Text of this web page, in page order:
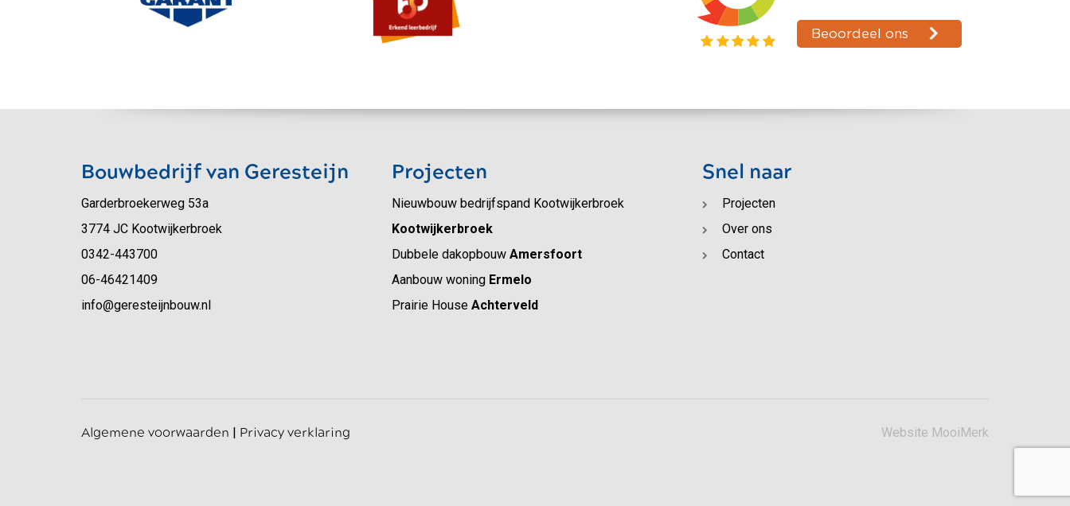
Bouwbedrijf van Geresteijn
Garderbroekerweg 53a
3774 JC Kootwijkerbroek
0342-443700
06-46421409
info@geresteijnbouw.nl
Nieuwbouw bedrijfspand Kootwijkerbroek
Kootwijkerbroek
Dubbele dakopbouw Amersfoort
Aanbouw woning Ermelo
Prairie House Achterveld
Projecten Snel naar
Projecten
Over ons
Contact
Algemene voorwaarden | Privacy verklaring Website MooiMerk